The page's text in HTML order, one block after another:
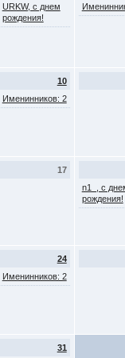
URKW, с днем
рождения!
10
Именинников: 2
17
n1_, с
рождения!
24
Именинников: 2
31